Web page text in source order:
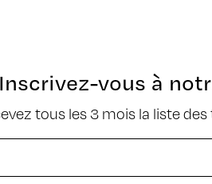
Inscrivez-vous à
tous les 3 mois la liste